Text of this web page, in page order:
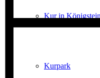
Kur in Königstein
Kurpark